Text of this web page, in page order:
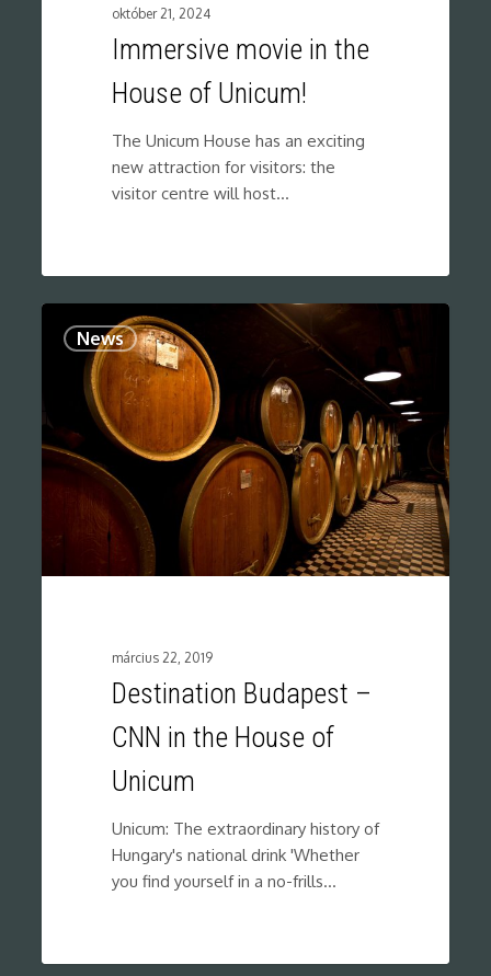
október 21, 2024
Immersive movie in the
House of Unicum!
The Unicum House has an exciting
new attraction for visitors: the
visitor centre will host…
News
március 22, 2019
Destination Budapest –
CNN in the House of
Unicum
Unicum: The extraordinary history of
Hungary's national drink 'Whether
you find yourself in a no-frills…
0